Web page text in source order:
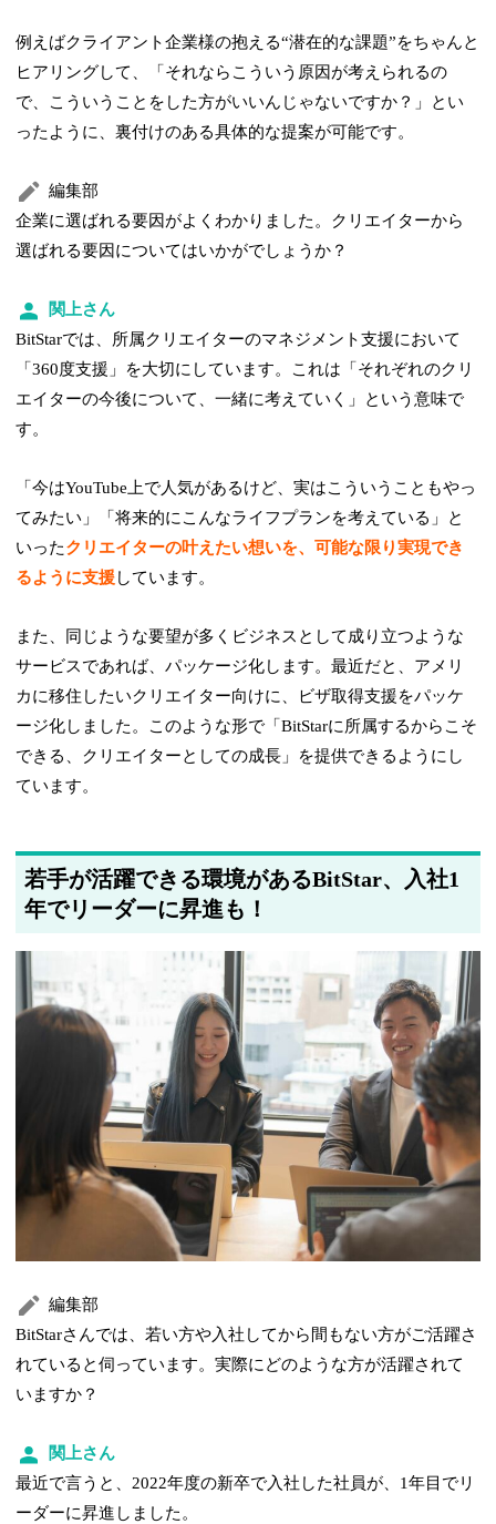
例えばクライアント企業様の抱える“潜在的な課題”をちゃんと
ヒアリングして、「それならこういう原因が考えられるの
で、こういうことをした方がいいんじゃないですか？」とい
ったように、裏付けのある具体的な提案が可能です。
編集部
企業に選ばれる要因がよくわかりました。クリエイターから
選ばれる要因についてはいかがでしょうか？
関上さん
BitStarでは、所属クリエイターのマネジメント支援において
「360度支援」を大切にしています。これは「それぞれのクリ
エイターの今後について、一緒に考えていく」という意味で
す。
「今はYouTube上で人気があるけど、実はこういうこともやっ
てみたい」「将来的にこんなライフプランを考えている」と
いったクリエイターの叶えたい想いを、可能な限り実現でき
るように支援しています。
また、同じような要望が多くビジネスとして成り立つような
サービスであれば、パッケージ化します。最近だと、アメリ
カに移住したいクリエイター向けに、ビザ取得支援をパッケ
ージ化しました。このような形で「BitStarに所属するからこそ
できる、クリエイターとしての成長」を提供できるようにし
ています。
若手が活躍できる環境があるBitStar、入社1
年でリーダーに昇進も！
編集部
BitStarさんでは、若い方や入社してから間もない方がご活躍さ
れていると伺っています。実際にどのような方が活躍されて
いますか？
関上さん
最近で言うと、2022年度の新卒で入社した社員が、1年目でリ
ーダーに昇進しました。